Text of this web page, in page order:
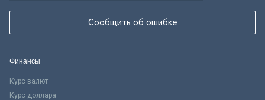
Сообщить об ошибке
Финансы
Курс валют
Курс доллара